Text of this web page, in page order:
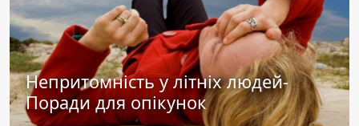
Непритомність у літніх людей-
Поради для опікунок